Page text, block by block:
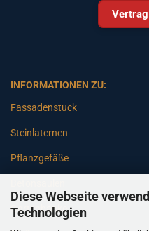
Diese Webseite
Technologien
INFORMATIONEN ZU:
Fassadenstuck
Steinlaternen
Pflanzgefäße
Gartenbänke